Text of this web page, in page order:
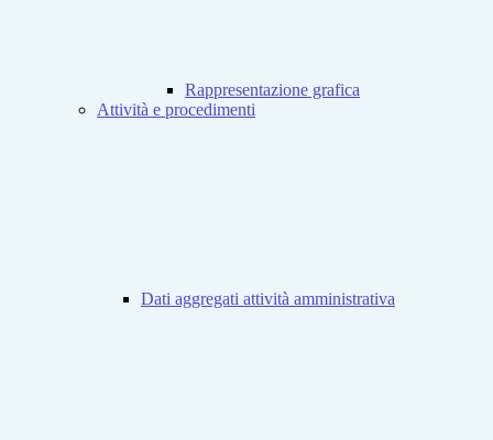
Rappresentazione grafica
Attività e procedimenti
Dati aggregati attività amministrativa